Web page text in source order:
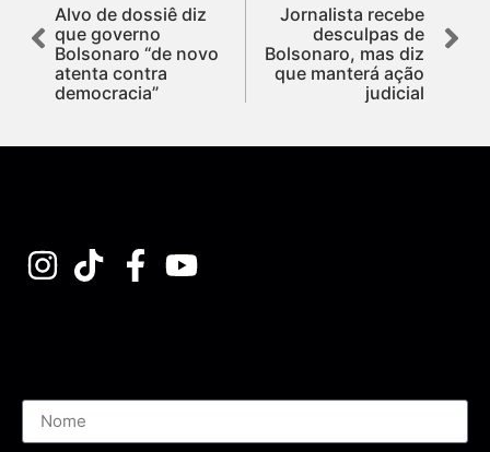
Alvo de dossiê diz
que governo
Bolsonaro “de novo
atenta contra
democracia”
Jornalista recebe
desculpas de
Bolsonaro, mas diz
que manterá ação
judicial